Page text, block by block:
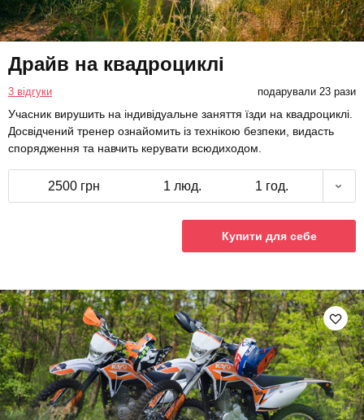
Драйв на квадроциклі
3 відгуки подарували 23 рази
Учасник вирушить на індивідуальне заняття їзди на квадроциклі.
Досвідчений тренер ознайомить із технікою безпеки, видасть
спорядження та навчить керувати всюдиходом.
2500 грн 1 люд. 1 год.
Купити для себе